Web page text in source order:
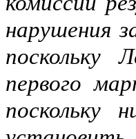
нарушения
поскольку
первого
поскольку